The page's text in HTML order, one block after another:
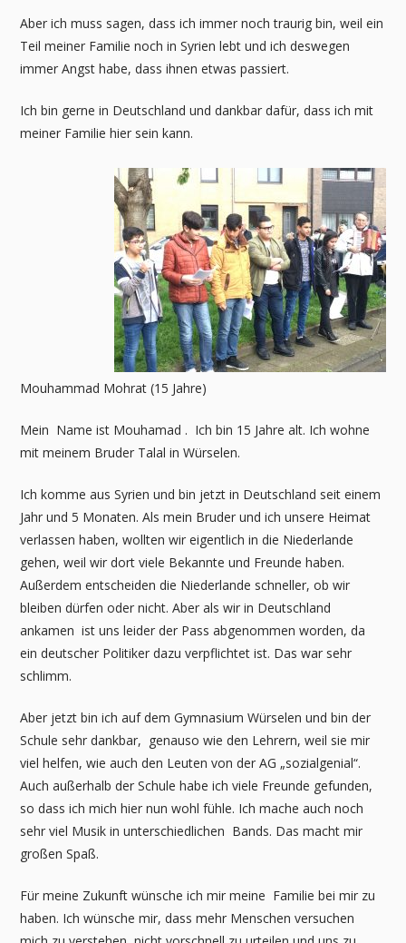
Aber ich muss sagen, dass ich immer noch traurig bin, weil ein
Teil meiner Familie noch in Syrien lebt und ich deswegen
immer Angst habe, dass ihnen etwas passiert.
Ich bin gerne in Deutschland und dankbar dafür, dass ich mit
meiner Familie hier sein kann.
Mouhammad Mohrat (15 Jahre)
Mein Name ist Mouhamad . Ich bin 15 Jahre alt. Ich wohne
mit meinem Bruder Talal in Würselen.
Ich komme aus Syrien und bin jetzt in Deutschland seit einem
Jahr und 5 Monaten. Als mein Bruder und ich unsere Heimat
verlassen haben, wollten wir eigentlich in die Niederlande
gehen, weil wir dort viele Bekannte und Freunde haben.
Außerdem entscheiden die Niederlande schneller, ob wir
bleiben dürfen oder nicht. Aber als wir in Deutschland
ankamen ist uns leider der Pass abgenommen worden, da
ein deutscher Politiker dazu verpflichtet ist. Das war sehr
schlimm.
Aber jetzt bin ich auf dem Gymnasium Würselen und bin der
Schule sehr dankbar, genauso wie den Lehrern, weil sie mir
viel helfen, wie auch den Leuten von der AG „sozialgenial“.
Auch außerhalb der Schule habe ich viele Freunde gefunden,
so dass ich mich hier nun wohl fühle. Ich mache auch noch
sehr viel Musik in unterschiedlichen Bands. Das macht mir
großen Spaß.
Für meine Zukunft wünsche ich mir meine Familie bei mir zu
haben. Ich wünsche mir, dass mehr Menschen versuchen